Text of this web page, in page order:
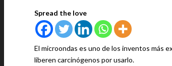
Spread the love
El microondas es uno de los inventos más
liberen carcinógenos por usarlo.